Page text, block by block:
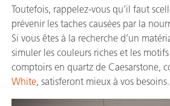
Toutefois, rappelez-vous qu’il faut
prévenir les taches causées par la
Si vous êtes à la recherche d’un
simuler les couleurs riches et les
comptoirs en quartz de Caesarstone,
White, satisferont mieux à vos